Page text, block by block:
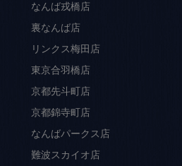
なんば戎橋店
裏なんば店
リンクス梅田店
東京合羽橋店
京都先斗町店
京都錦寺町店
なんばパークス店
難波スカイオ店